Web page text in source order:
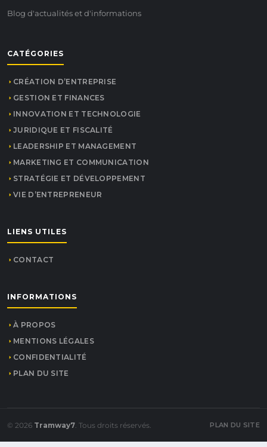
Blog d'actualités et d'informations
CATÉGORIES
CRÉATION D’ENTREPRISE
GESTION ET FINANCES
INNOVATION ET TECHNOLOGIE
JURIDIQUE ET FISCALITÉ
LEADERSHIP ET MANAGEMENT
MARKETING ET COMMUNICATION
STRATÉGIE ET DÉVELOPPEMENT
VIE D’ENTREPRENEUR
LIENS UTILES
CONTACT
INFORMATIONS
À PROPOS
MENTIONS LÉGALES
CONFIDENTIALITÉ
PLAN DU SITE
© 2026 Tramway7. Tous droits réservés. PLAN DU SITE